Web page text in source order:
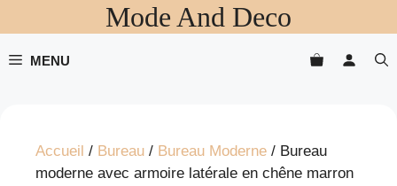
au
contenu
Mode And Deco
MENU
Accueil / Bureau / Bureau Moderne / Bureau
moderne avec armoire latérale en chêne marron